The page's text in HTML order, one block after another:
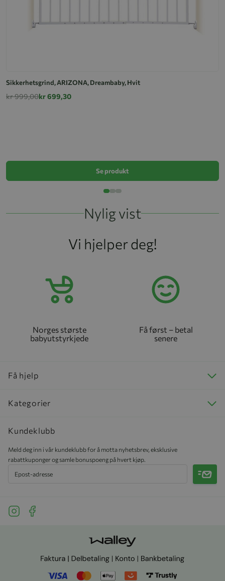
Sikkerhetsgrind, ARIZONA, Dreambaby, Hvit
kr 999,00kr 699,30
Se produkt
Nylig vist
Vi hjelper deg!
Norges største
babyutstyrkjede
Få først – betal
senere
Få hjelp
Kategorier
Kundeklubb
Meld deg inn i vår kundeklubb for å motta nyhetsbrev, eksklusive
rabattkuponger og samle bonuspoeng på hvert kjøp.
Meld
See our Instagram
See our Facebook